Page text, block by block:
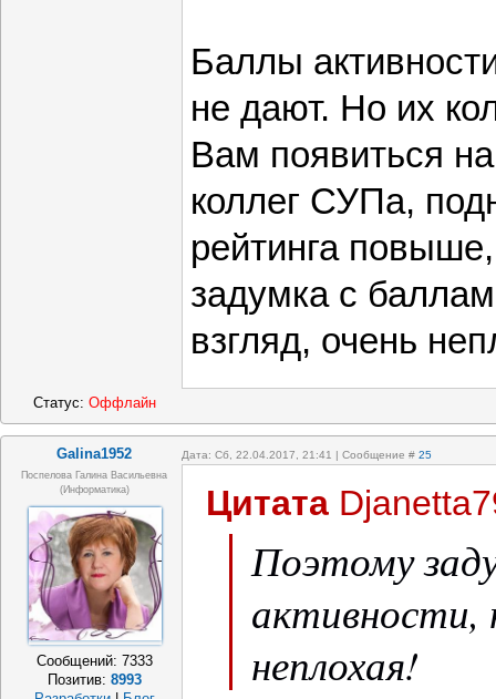
Баллы
не дают. Но их
Вам появиться
коллег СУПа,
рейтинга
задумка с
взгляд, очень
Статус: Оффлайн
Galina1952 Дата: Сб, 22.04.2017, 21:41 | Сообщение # 25
Поспелова Галина Васильевна
(информатика)
Сообщений: 7333
Позитив: 8993
Цитата
Поэтому
активности,
неплохая!